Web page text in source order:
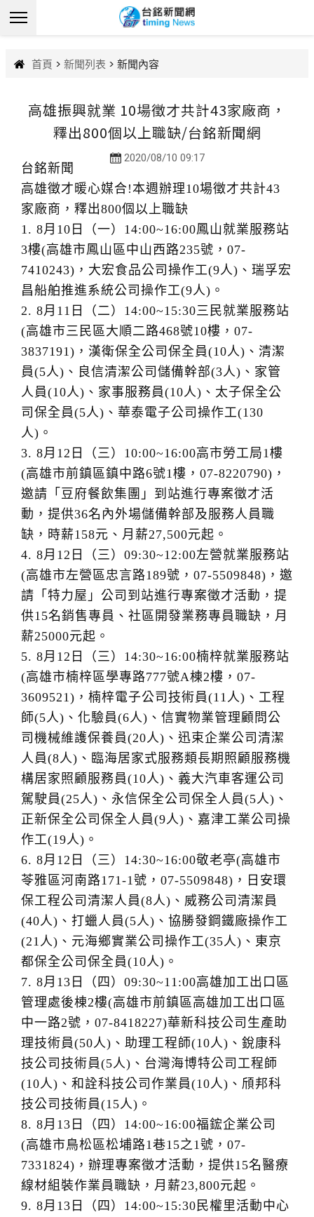
首頁 > 新聞列表 > 新聞內容
高雄振興就業 10場徵才共計43家廠商，
釋出800個以上職缺/台銘新聞網
2020/08/10 09:17
台銘新聞
高雄徵才暖心媒合!本週辦理10場徵才共計43
家廠商，釋出800個以上職缺
1. 8月10日（一）14:00~16:00鳳山就業服務站
3樓(高雄市鳳山區中山西路235號，07-
7410243)，大宏食品公司操作工(9人)、瑞孚宏
昌船舶推進系統公司操作工(9人)。
2. 8月11日（二）14:00~15:30三民就業服務站
(高雄市三民區大順二路468號10樓，07-
3837191)，漢衛保全公司保全員(10人)、清潔
員(5人)、良信清潔公司儲備幹部(3人)、家管
人員(10人)、家事服務員(10人)、太子保全公
司保全員(5人)、華泰電子公司操作工(130
人)。
3. 8月12日（三）10:00~16:00高市勞工局1樓
(高雄市前鎮區鎮中路6號1樓，07-8220790)，
邀請「豆府餐飲集團」到站進行專案徵才活
動，提供36名內外場儲備幹部及服務人員職
缺，時薪158元、月薪27,500元起。
4. 8月12日（三）09:30~12:00左營就業服務站
(高雄市左營區忠言路189號，07-5509848)，邀
請「特力屋」公司到站進行專案徵才活動，提
供15名銷售專員、社區開發業務專員職缺，月
薪25000元起。
5. 8月12日（三）14:30~16:00楠梓就業服務站
(高雄市楠梓區學專路777號A棟2樓，07-
3609521)，楠梓電子公司技術員(11人)、工程
師(5人)、化驗員(6人)、信實物業管理顧問公
司機械維護保養員(20人)、迅束企業公司清潔
人員(8人)、臨海居家式服務類長期照顧服務機
構居家照顧服務員(10人)、義大汽車客運公司
駕駛員(25人)、永信保全公司保全人員(5人)、
正新保全公司保全人員(9人)、嘉津工業公司操
作工(19人)。
6. 8月12日（三）14:30~16:00敬老亭(高雄市
苓雅區河南路171-1號，07-5509848)，日安環
保工程公司清潔人員(8人)、威務公司清潔員
(40人)、打蠟人員(5人)、協勝發鋼鐵廠操作工
(21人)、元海鄉實業公司操作工(35人)、東京
都保全公司保全員(10人)。
7. 8月13日（四）09:30~11:00高雄加工出口區
管理處後棟2樓(高雄市前鎮區高雄加工出口區
中一路2號，07-8418227)華新科技公司生產助
理技術員(50人)、助理工程師(10人)、銳康科
技公司技術員(5人)、台灣海博特公司工程師
(10人)、和詮科技公司作業員(10人)、頎邦科
技公司技術員(15人)。
8. 8月13日（四）14:00~16:00福鋐企業公司
(高雄市鳥松區松埔路1巷15之1號，07-
7331824)，辦理專案徵才活動，提供15名醫療
線材組裝作業員職缺，月薪23,800元起。
9. 8月13日（四）14:00~15:30民權里活動中心